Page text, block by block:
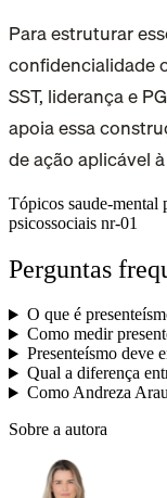
Para estruturar
confidencialidade
SST, liderança e
apoia essa
de ação aplicável
Tópicos saude-mental
psicossociais nr-01
Perguntas
O que é
Como medir
Presenteísmo deve
Qual a diferença
Como Andreza
Sobre a autora